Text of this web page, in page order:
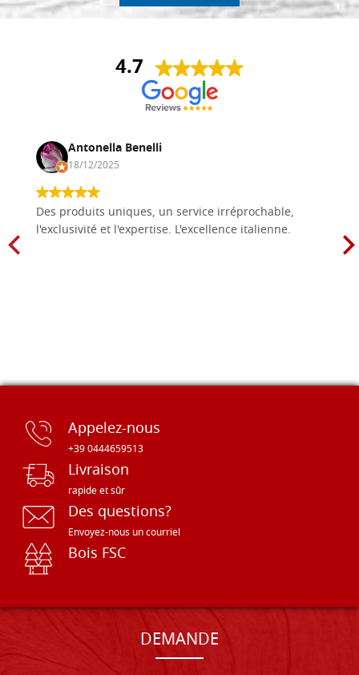
4.7
Antonella Benelli
18/12/2025
Des produits uniques, un service irréprochable,
l'exclusivité et l'expertise. L'excellence italienne.
Appelez-nous
+39 0444659513
Livraison
rapide et sûr
Des questions?
Envoyez-nous un courriel
Bois FSC
DEMANDE